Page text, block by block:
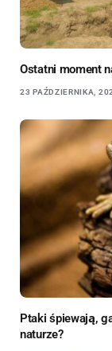
Ostatni moment
23 PAŹDZIERNIKA,
Ptaki śpiewają,
naturze?